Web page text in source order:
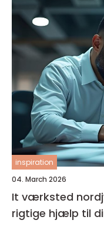
inspiration
04. March 2026
It værksted nordjylland sådan
rigtige hjælp til